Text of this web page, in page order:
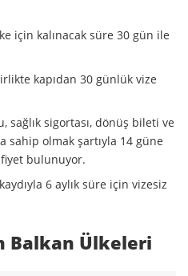
için kalınacak süre 30 gün ile
kapıdan 30 günlük vize
sağlık sigortası, dönüş bileti ve
sahip olmak şartıyla 14 güne
bulunuyor.
6 aylık süre için vizesiz
Balkan Ülkeleri